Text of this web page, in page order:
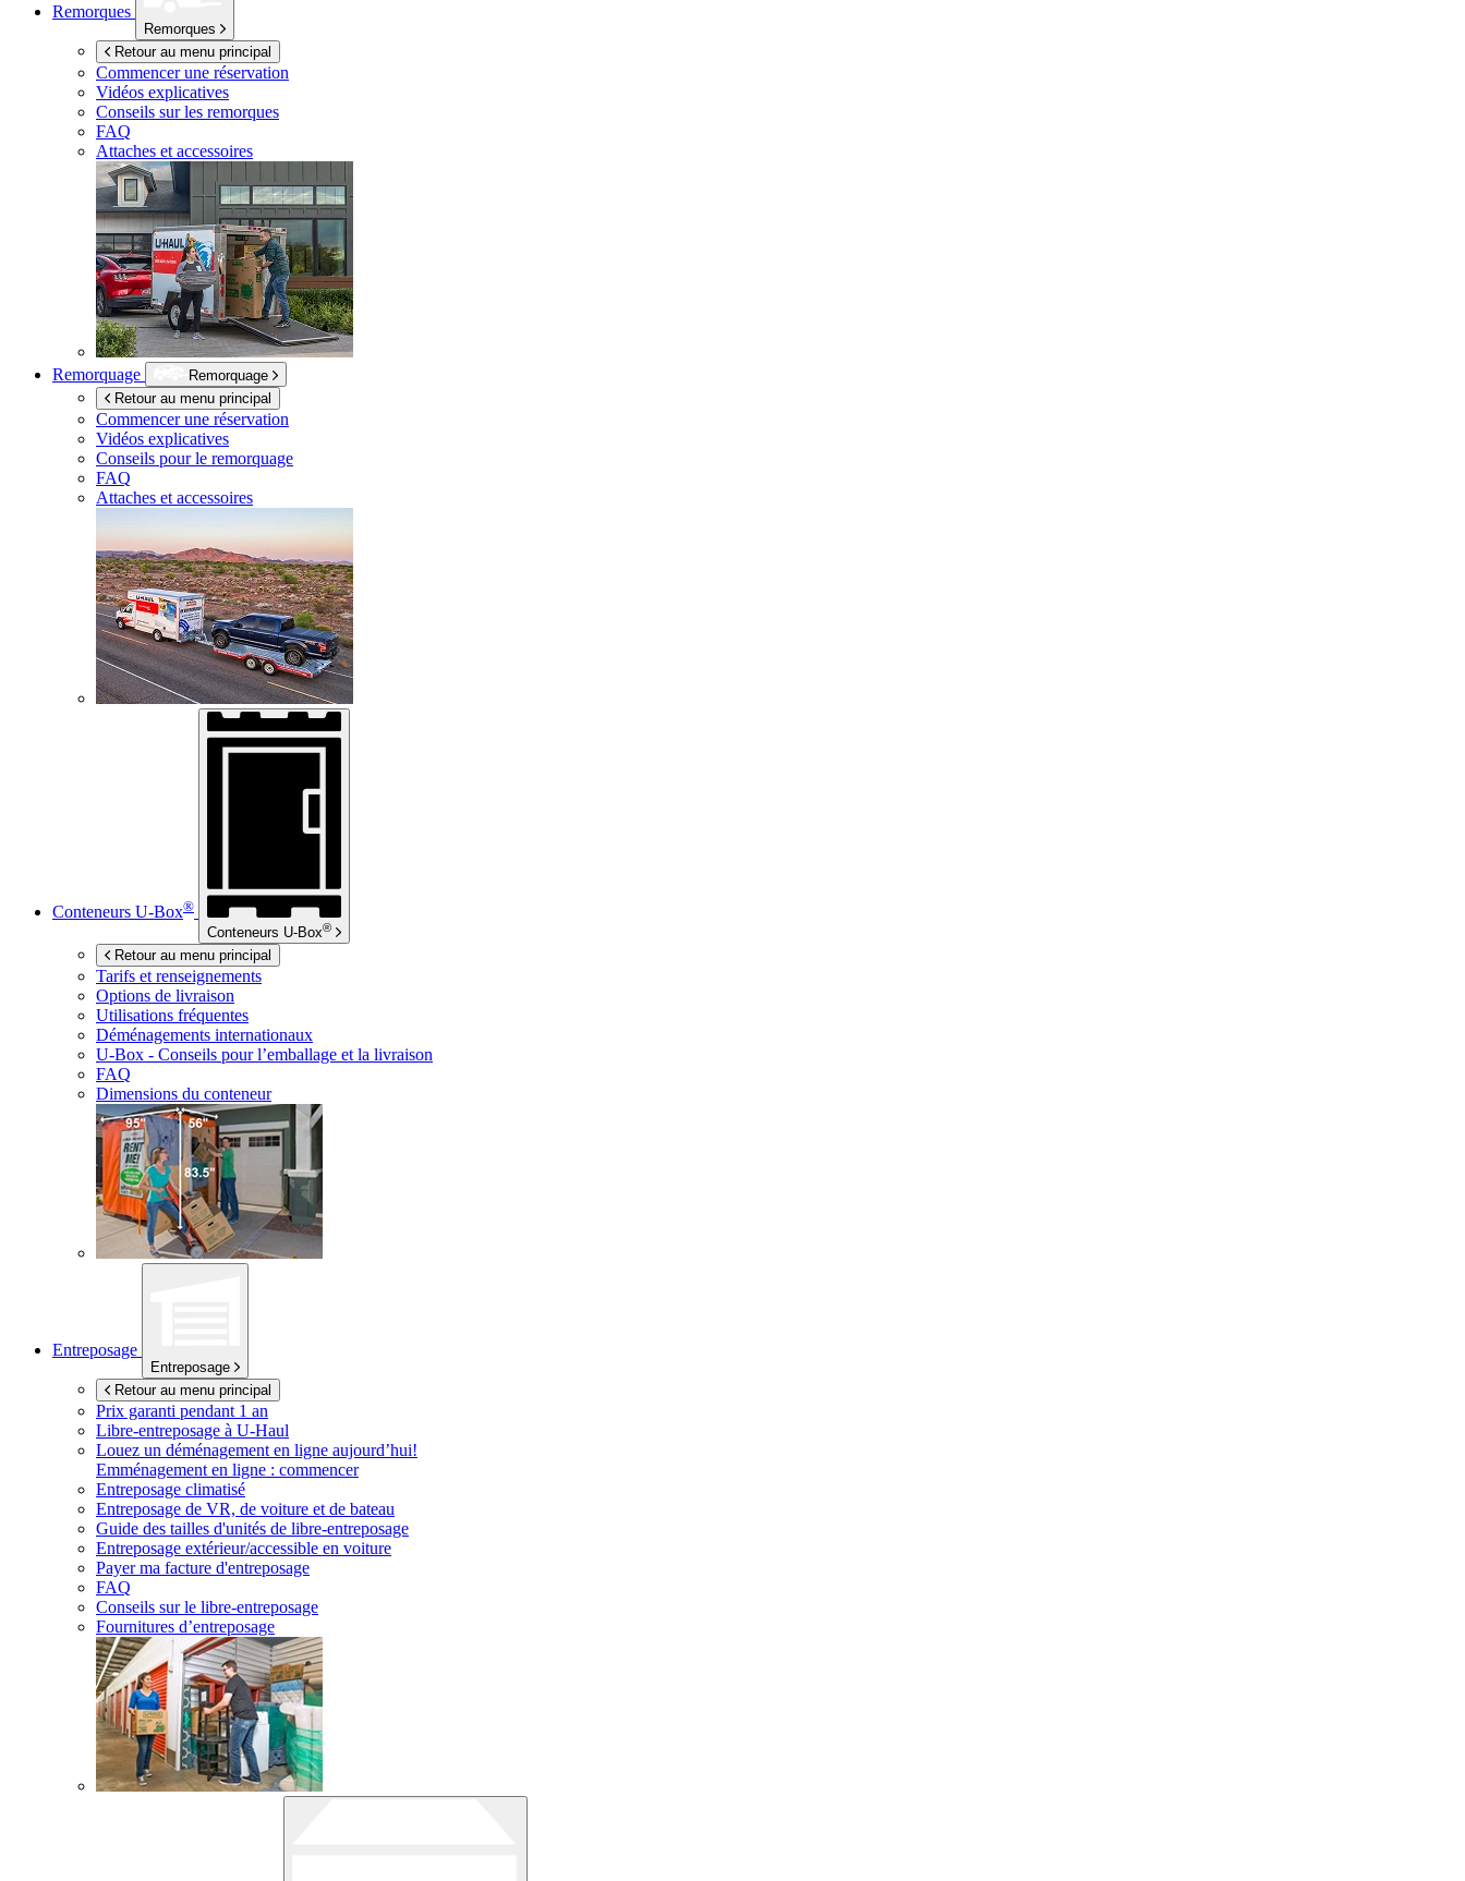
Remorques
Remorques
Retour au menu principal
Commencer une réservation
Vidéos explicatives
Conseils sur les remorques
FAQ
Attaches et accessoires
Remorquage
Remorquage
Retour au menu principal
Commencer une réservation
Vidéos explicatives
Conseils pour le remorquage
FAQ
Attaches et accessoires
Conteneurs U-Box®
Conteneurs U-Box®
Retour au menu principal
Tarifs et renseignements
Options de livraison
Utilisations fréquentes
Déménagements internationaux
U-Box - Conseils pour l’emballage et la livraison
FAQ
Dimensions du conteneur
Entreposage
Entreposage
Retour au menu principal
Prix garanti pendant 1 an
Libre-entreposage à U-Haul
Louez un déménagement en ligne aujourd’hui!
Emménagement en ligne : commencer
Entreposage climatisé
Entreposage de VR, de voiture et de bateau
Guide des tailles d'unités de libre-entreposage
Entreposage extérieur/accessible en voiture
Payer ma facture d'entreposage
FAQ
Conseils sur le libre-entreposage
Fournitures d’entreposage